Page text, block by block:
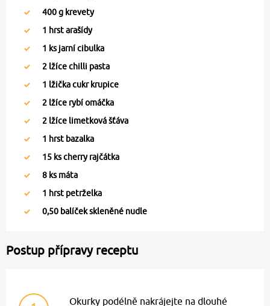
400g krevety
1 hrst arašídy
1 ks jarní cibulka
2 lžíce chilli pasta
1 lžička cukr krupice
2 lžíce rybí omáčka
2 lžíce limetková šťáva
1 hrst bazalka
15 ks cherry rajčátka
8 ks máta
1 hrst petrželka
0,50 balíček skleněné nudle
Postup přípravy receptu
Okurky podélně nakrájejte na dlouhé